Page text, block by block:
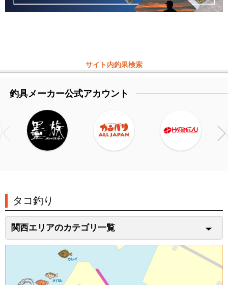
サイト内釣果検索
釣具メーカー公式アカウント
タコ釣り
関西エリアのカテゴリ一覧